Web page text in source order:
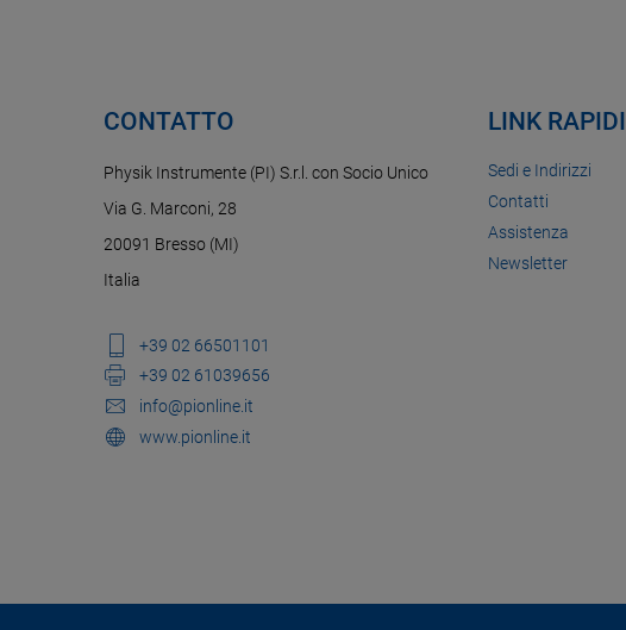
CONTATTO
Physik Instrumente (PI) S.r.l. con Socio Unico
Via G. Marconi, 28
20091 Bresso (MI)
Italia
+39 02 66501101
+39 02 61039656
info@pionline.it
www.pionline.it
LINK RAPIDI
Sedi e Indirizzi
Contatti
Assistenza
Newsletter